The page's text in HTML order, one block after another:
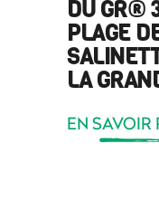
DU GR®
PLAGE
LA
EN SAVOIR